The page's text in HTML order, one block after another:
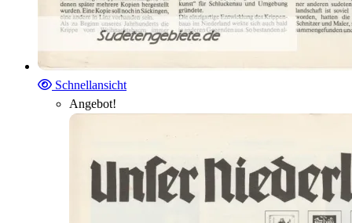
Schnellansicht
Angebot!